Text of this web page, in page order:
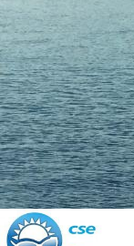
Portail